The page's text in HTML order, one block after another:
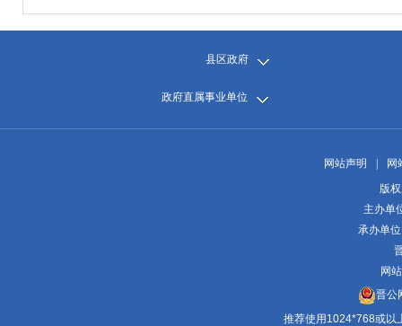
县区政府
政府直属事业单位
网站声明 |
网
版
主办单
承办单
网
晋公
推荐使用1024*768或以